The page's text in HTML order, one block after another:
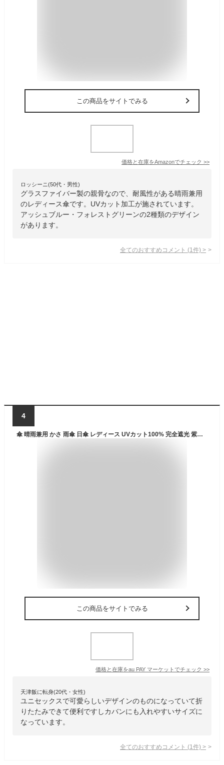
この商品をサイトでみる
価格と在庫をAmazonでチェック >>
ロッシーニ(50代・男性)
グラスファイバー製の親骨なので、耐風性がある晴雨兼用
のレディース傘です。UVカット加工が施されています。
アッシュブルー・フォレストグリーンの2種類のデザイン
があります。
全てのおすすめコメント (1 件) >
4
傘 晴雨兼用 かさ 雨傘 日傘 レディース UVカット100% 完全遮光 紫外線遮断 遮光 遮熱 16本骨 軽量 傘 折り畳み 晴れ雨 折りたたみ傘 雨
この商品をサイトでみる
価格と在庫をau PAY マーケット でチェック >>
天津飯に転身(20代・女性)
ユニセックスで可愛らしいデザインのものになっていて折
りたたみできて便利ですしカバンにも入れやすいサイズに
なっています。
全てのおすすめコメント (1 件) >